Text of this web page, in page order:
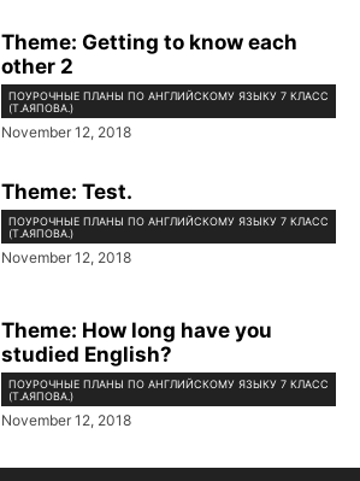
Theme: Getting to know each
other 2
ПОУРОЧНЫЕ ПЛАНЫ ПО АНГЛИЙСКОМУ ЯЗЫКУ 7 КЛАСС
(Т.АЯПОВА.)
November 12, 2018
Theme: Test.
ПОУРОЧНЫЕ ПЛАНЫ ПО АНГЛИЙСКОМУ ЯЗЫКУ 7 КЛАСС
(Т.АЯПОВА.)
November 12, 2018
Theme: How long have you
studied English?
ПОУРОЧНЫЕ ПЛАНЫ ПО АНГЛИЙСКОМУ ЯЗЫКУ 7 КЛАСС
(Т.АЯПОВА.)
November 12, 2018